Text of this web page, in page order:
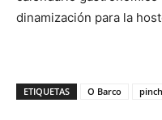
dinamización para la
ETIQUETAS O Barco